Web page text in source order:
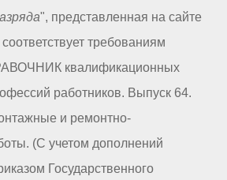
", представленная на сайте
соответствует требованиям
квалификационных
работников. Выпуск 64.
и ремонтно-
(С учетом дополнений
Государственного